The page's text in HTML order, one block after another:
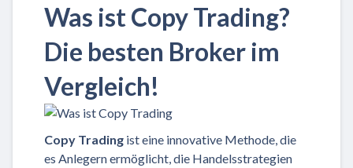
Was ist Copy Trading?
Die besten Broker im
Vergleich!
Copy Trading ist eine innovative Methode, die
es Anlegern ermöglicht, die Handelsstrategien